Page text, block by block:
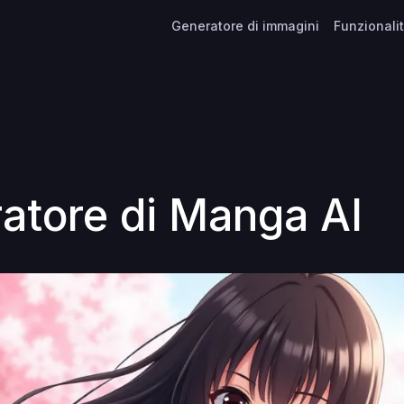
Generatore di immagini
di Manga AI